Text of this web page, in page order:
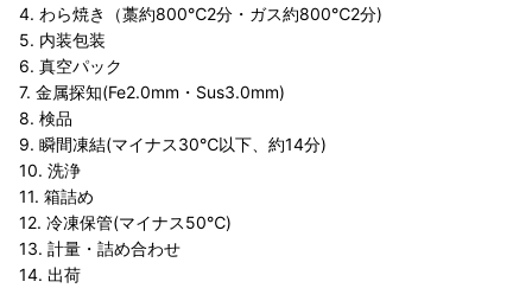
4. わら焼き（藁約800℃2分・ガス約800℃2分)
5. 内装包装
6. 真空パック
7. 金属探知(Fe2.0mm・Sus3.0mm)
8. 検品
9. 瞬間凍結(マイナス30℃以下、約14分)
10. 洗浄
11. 箱詰め
12. 冷凍保管(マイナス50℃)
13. 計量・詰め合わせ
14. 出荷